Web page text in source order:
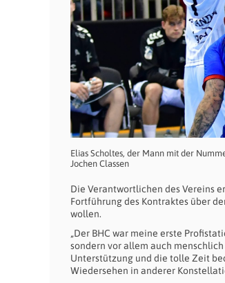
Elias Scholtes, der Mann mit der
Jochen Classen
Die Verantwortlichen des Vereins
Fortführung des Kontraktes über
wollen.
„Der BHC war meine erste
sondern vor allem auch
Unterstützung und die tolle Zeit
Wiedersehen in anderer